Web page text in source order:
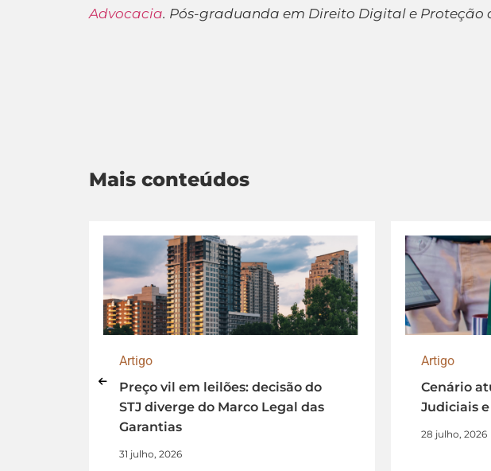
Advocacia. Pós-graduanda em Direito Digital e Proteção
Mais conteúdos
Artigo
Preço vil em leilões: decisão do
STJ diverge do Marco Legal das
Garantias
31 julho, 2026
Artigo
Cenário
Judiciais e
28 julho, 2026